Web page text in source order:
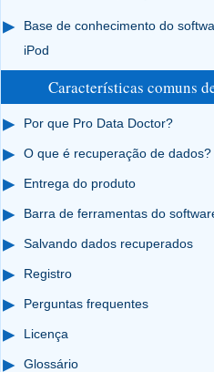
Base de conhecimento do
iPod
Características comuns
Por que Pro Data Doctor?
O que é recuperação de dados?
Entrega do produto
Barra de ferramentas do
Salvando dados recuperados
Registro
Perguntas frequentes
Licença
Glossário